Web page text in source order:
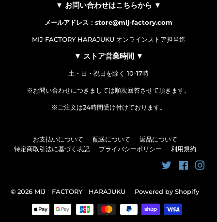
▼ お問い合わせはこちらから ▼
メールアドレス：store@mij-factory.com
MIJ FACTORY HARAJUKU オンラインストア担当迄
▼ ストア営業時間 ▼
土・日・祝日を除く 10-17時
※お問い合わせにつきましては順次回答させて頂きます。
※ご注文は24時間受け付けております。
お支払いについて 配送について
返品について
特定商取引法に基づく表記
プライバシーポリシー 利用規約
Twitter
© 2026 MIJ FACTORY HARAJUKU Powered by Shopify
お